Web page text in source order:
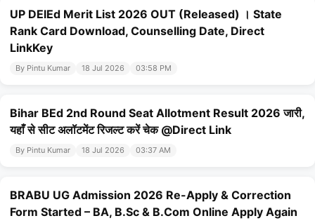
UP DElEd Merit List 2026 OUT (Released) । State
Rank Card Download, Counselling Date, Direct
LinkKey
By Pintu Kumar 18 Jul 2026 03:58 PM
Bihar BEd 2nd Round Seat Allotment Result 2026 जारी,
यहाँ से सीट अलॉटमेंट रिजल्ट करें चेक @Direct Link
By Pintu Kumar 18 Jul 2026 03:37 AM
BRABU UG Admission 2026 Re-Apply & Correction
Form Started – BA, B.Sc & B.Com Online Apply Again